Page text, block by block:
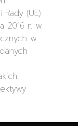
(UE)
2016 r. w
w